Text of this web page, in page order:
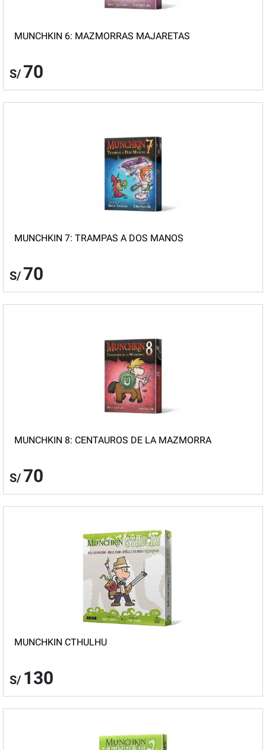
MUNCHKIN 6: MAZMORRAS MAJARETAS
S/70
MUNCHKIN 7: TRAMPAS A DOS MANOS
S/70
MUNCHKIN 8: CENTAUROS DE LA MAZMORRA
S/70
MUNCHKIN CTHULHU
S/ 130